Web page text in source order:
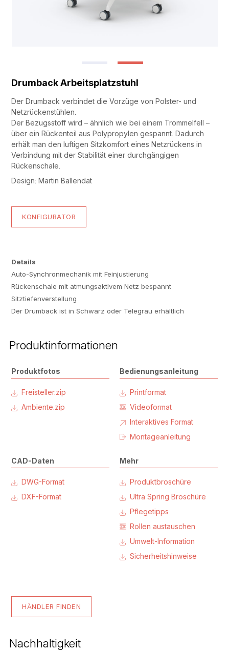
Drumback Arbeitsplatzstuhl
Der Drumback verbindet die Vorzüge von Polster- und
Netzrückenstühlen.
Der Bezugsstoff wird – ähnlich wie bei einem Trommelfell –
über ein Rückenteil aus Polypropylen gespannt. Dadurch
erhält man den luftigen Sitzkomfort eines Netzrückens in
Verbindung mit der Stabilität einer durchgängigen
Rückenschale.
Design: Martin Ballendat
KONFIGURATOR
Details
Auto-Synchronmechanik mit Feinjustierung
Rückenschale mit atmungsaktivem Netz bespannt
Sitztiefenverstellung
Der Drumback ist in Schwarz oder Telegrau erhältlich
Produktinformationen
Produktfotos
Freisteller.zip
Ambiente.zip
Bedienungsanleitung
Printformat
Videoformat
Interaktives Format
Montageanleitung
CAD-Daten
DWG-Format
DXF-Format
Mehr
Produktbroschüre
Ultra Spring Broschüre
Pflegetipps
Rollen austauschen
Umwelt-Information
Sicherheitshinweise
HÄNDLER FINDEN
Nachhaltigkeit